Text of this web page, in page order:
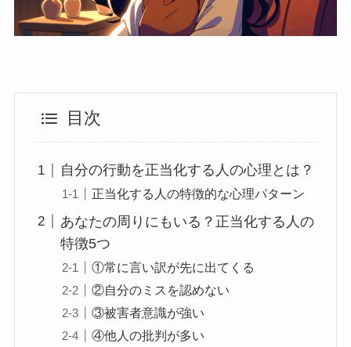
目次
自分の行動を正当化する人の心理とは？
正当化する人の特徴的な心理パターン
あなたの周りにもいる？正当化する人の
特徴5つ
①常に言い訳が先に出てくる
②自分のミスを認めない
③被害者意識が強い
④他人の批判が多い